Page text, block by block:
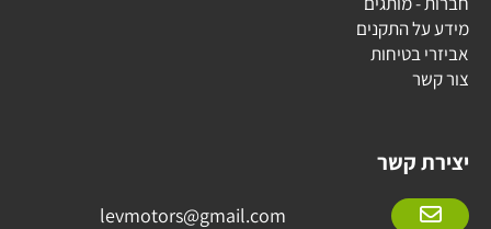
מידע על התקנים
אביזרי בטיחות
צור קשר
יצירת קשר
levmotors@gmail.com